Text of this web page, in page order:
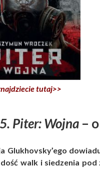
tutaj>>
Piter: Wojna– o
Glukhovsky’ego
walk i siedzenia pod